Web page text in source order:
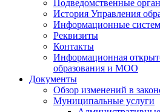
Подведомственные
История Управления
Информационные
Реквизиты
Контакты
Информационная
образования и МОО
Документы
Обзор изменений в
Муниципальные услуги